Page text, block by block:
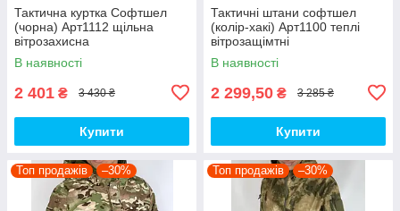
Тактична куртка Софтшел
(чорна) Арт1112 щільна
вітрозахисна
водовідштовхувальна на
флісі топ
В наявності
2 401 ₴ 3 430 ₴
Купити
Тактичні штани софтшел
(колір-хакі) Арт1100 теплі
вітрозащімтні
водовідштовхувальні на флісі
топ
В наявності
2 299,50 ₴ 3 285 ₴
Купити
Топ продажів –30% Топ продажів –30%